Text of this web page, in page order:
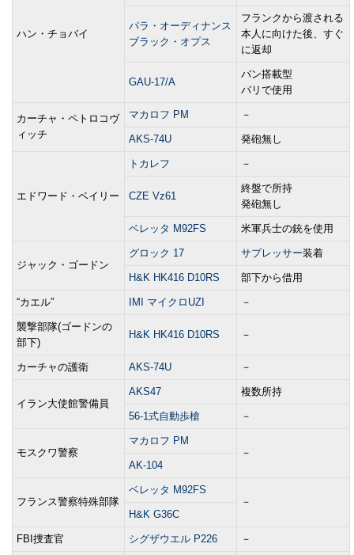
ハン・チョバイ
パラ・オーディナンス
ブラック・オプス
フランクから渡される
本人に向けた後、すぐ
に返却
GAU-17/A
バン搭載型
パリで使用
カーチャ・ペトロコヴ
ィッチ
マカロフ PM －
AKS-74U 発砲無し
エドワード・ベイリー
トカレフ －
CZE Vz61
終盤で所持
発砲無し
ベレッタ M92FS 米軍兵士の銃を使用
ジャック・ゴードン
グロック 17 サプレッサー装着
H&K HK416 D10RS 部下から借用
“カエル” IMI マイクロUZI －
襲撃部隊(ゴードンの
部下)
H&K HK416 D10RS －
カーチャの護衛 AKS-74U －
イラン大使館警備員
AKS47 複数所持
56-1式自動歩槍 －
モスクワ警察
マカロフ PM
－
AK-104
フランス警察特殊部隊
ベレッタ M92FS
－
H&K G36C
FBI捜査官 シグザウエル P226 －